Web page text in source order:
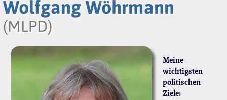
Wolfgang Wöhrmann
(MLPD)
Meine
wichtigsten
politischen
Ziele: